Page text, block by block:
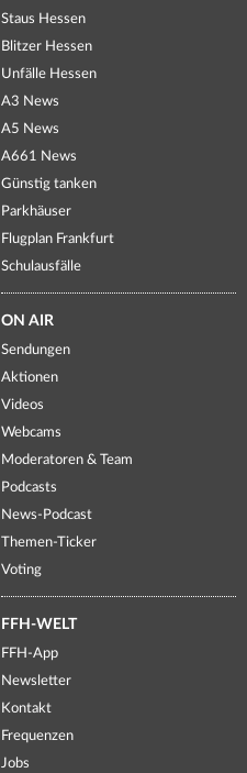
Staus Hessen
Blitzer Hessen
Unfälle Hessen
A3 News
A5 News
A661 News
Günstig tanken
Parkhäuser
Flugplan Frankfurt
Schulausfälle
ON AIR
Sendungen
Aktionen
Videos
Webcams
Moderatoren & Team
Podcasts
News-Podcast
Themen-Ticker
Voting
FFH-WELT
FFH-App
Newsletter
Kontakt
Frequenzen
Jobs